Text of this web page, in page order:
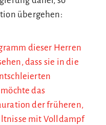
übergehen:
dieser Herren
dass sie in die
das
der früheren,
mit Volldampf